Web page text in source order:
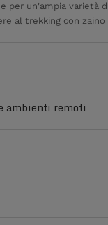
per un'ampia varietà
al trekking con zaino
ambienti remoti